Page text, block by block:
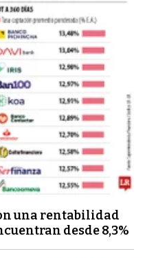
una rentabilidad
desde 8,3%